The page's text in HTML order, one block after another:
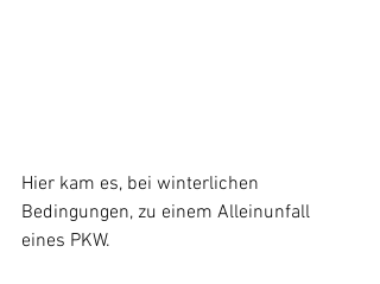
Hier kam es, bei winterlichen
Bedingungen, zu einem Alleinunfall
eines PKW.